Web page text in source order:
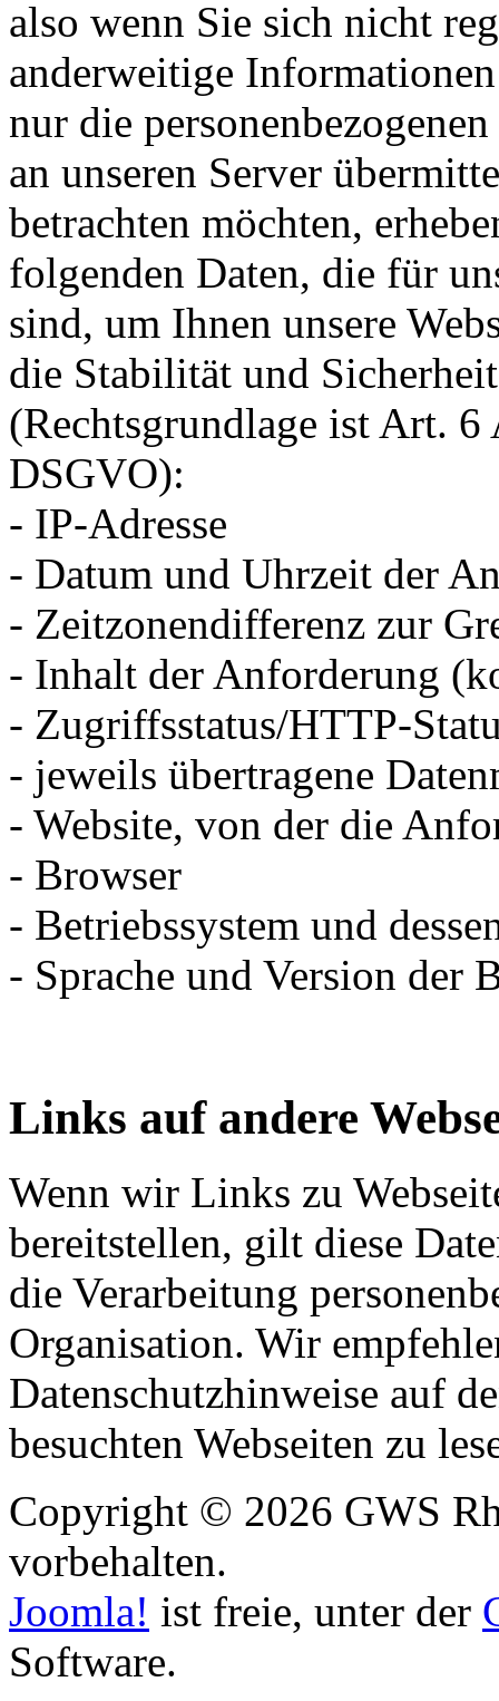
also wenn Sie sich nicht
anderweitige
nur die
an unseren Server
betrachten möchten,
folgenden Daten, die für
sind, um Ihnen unsere
die Stabilität und
(Rechtsgrundlage ist Art.
DSGVO):
- IP-Adresse
- Datum und Uhrzeit der
- Zeitzonendifferenz zur
- Inhalt der Anforderung
- Zugriffsstatus/HTTP-
- jeweils übertragene
- Website, von der die
- Browser
- Betriebssystem und
- Sprache und Version der
Links auf andere
Wenn wir Links zu
bereitstellen, gilt diese
die Verarbeitung
Organisation. Wir
Datenschutzhinweise auf
besuchten Webseiten zu
Copyright © 2026 GWS
vorbehalten.
Joomla! ist freie, unter der
Software.